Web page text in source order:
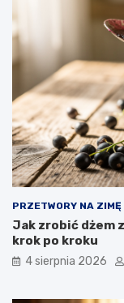
PRZETWORY NA ZIMĘ
Jak zrobić dżem
krok po kroku
4 sierpnia 2026